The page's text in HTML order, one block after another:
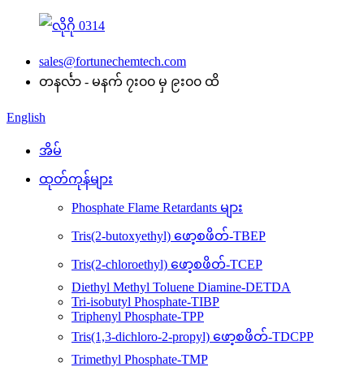
sales@fortunechemtech.com
တနင်္လာ - မနက် ၇း၀၀ မှ ၉း၀၀ ထိ
English
အိမ်
ထုတ်ကုန်များ
Phosphate Flame Retardants များ
Tris(2-butoxyethyl) ဖော့စဖိတ်-TBEP
Tris(2-chloroethyl) ဖော့စဖိတ်-TCEP
Diethyl Methyl Toluene Diamine-DETDA
Tri-isobutyl Phosphate-TIBP
Triphenyl Phosphate-TPP
Tris(1,3-dichloro-2-propyl) ဖော့စဖိတ်-TDCPP
Trimethyl Phosphate-TMP